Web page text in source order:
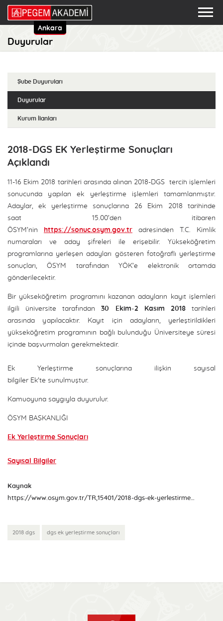
Ankara
Duyurular
Şube Duyuruları
Duyurular
Kurum İlanları
2018-DGS EK Yerleştirme Sonuçları
Açıklandı
11-16 Ekim 2018 tarihleri arasında alınan 2018-DGS tercih işlemleri
sonucunda yapılan ek yerleştirme işlemleri tamamlanmıştır.
Adaylar, ek yerleştirme sonuçlarına 26 Ekim 2018 tarihinde
saat 15.00’den itibaren
ÖSYM’nin https://sonuc.osym.gov.tr adresinden T.C. Kimlik
numaraları ve aday şifreleri ile erişebilir. Yükseköğretim
programlarına yerleşen adayları gösteren fotoğraflı yerleştirme
sonuçları, ÖSYM tarafından YÖK’e elektronik ortamda
gönderilecektir.
Bir yükseköğretim programını kazanan adayların kayıt işlemleri
ilgili üniversite tarafından30 Ekim-2 Kasım 2018tarihleri
arasında yapılacaktır. Kayıt için adayların, yerleştirildikleri
yükseköğretim programının bağlı bulunduğu Üniversiteye süresi
içinde başvurmaları gerekmektedir.
Ek Yerleştirme sonuçlarına ilişkin sayısal
bilgiler Ek'te sunulmuştur.
Kamuoyuna saygıyla duyurulur.
ÖSYM BAŞKANLIĞI
Ek Yerleştirme Sonuçları
Sayısal Bilgiler
Kaynak
https://www.osym.gov.tr/TR,15401/2018-dgs-ek-yerlestirme-sonuclari-aciklandi-26102018.html
2018 dgs dgs ek yerleştirme sonuçları